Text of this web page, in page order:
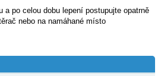
a po celou dobu lepení postupujte opatrně
nebo na namáhané místo